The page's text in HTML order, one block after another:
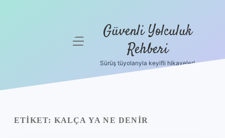
menüyü Güvenli Yolculuk
Rehberi
Sürüş tüyolarıyla keyifli hikayeler!
ETIKET: KALÇA YA NE DENIR